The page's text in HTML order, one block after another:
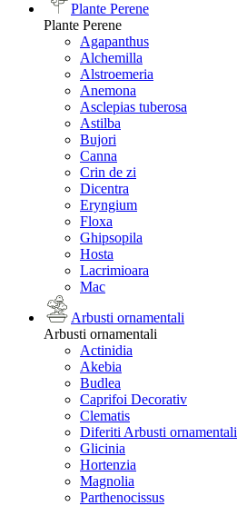
Plante Perene
Plante Perene
Agapanthus
Alchemilla
Alstroemeria
Anemona
Asclepias tuberosa
Astilba
Bujori
Canna
Crin de zi
Dicentra
Eryngium
Floxa
Ghipsopila
Hosta
Lacrimioara
Mac
Arbusti ornamentali
Arbusti ornamentali
Actinidia
Akebia
Budlea
Caprifoi Decorativ
Clematis
Diferiti Arbusti ornamentali
Glicinia
Hortenzia
Magnolia
Parthenocissus